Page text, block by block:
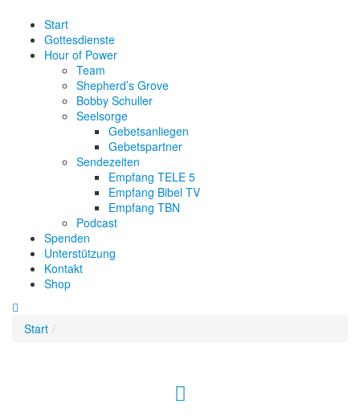
Start
Gottesdienste
Hour of Power
Team
Shepherd’s Grove
Bobby Schuller
Seelsorge
Gebetsanliegen
Gebetspartner
Sendezeiten
Empfang TELE 5
Empfang Bibel TV
Empfang TBN
Podcast
Spenden
Unterstützung
Kontakt
Shop
Start